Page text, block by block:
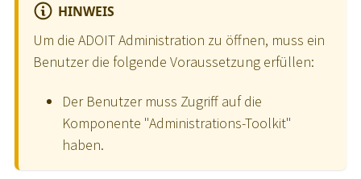
HINWEIS
Um die ADOIT Administration zu öffnen, muss ein
Benutzer die folgende Voraussetzung erfüllen:
Der Benutzer muss Zugriff auf die
Komponente "Administrations-Toolkit"
haben.